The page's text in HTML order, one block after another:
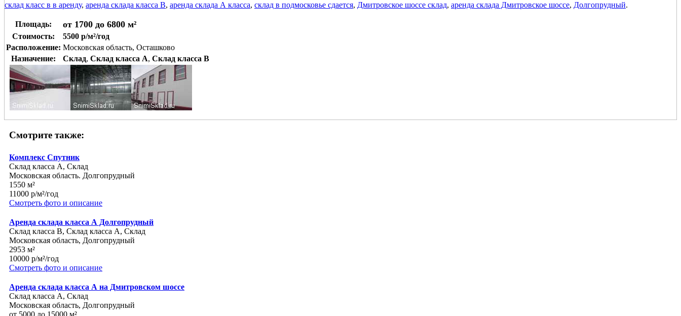
склад класс в в аренду, аренда склада класса В, аренда склада А класса, склад в подмосковье сдается, Дмитровское шоссе склад, аренда склада Дмитровское шоссе, Долгопрудный.
Площадь: от 1700 до 6800 м²
Стоимость:
5500 р/м²/год
Расположение: Московская область, Осташково
Назначение:
Склад, Склад класса A, Склад класса B
Смотрите также:
Комплекс Спутник
Склад класса A, Склад
Московская область. Долгопрудный
1550 м²
11000 р/м²/год
Смотреть фото и описание
Аренда склада класса А Долгопрудный
Склад класса B, Склад класса A, Склад
Московская область, Долгопрудный
2953 м²
10000 р/м²/год
Смотреть фото и описание
Аренда склада класса А на Дмитровском шоссе
Склад класса A, Склад
Московская область, Долгопрудный
от 5000 до 15000 м²